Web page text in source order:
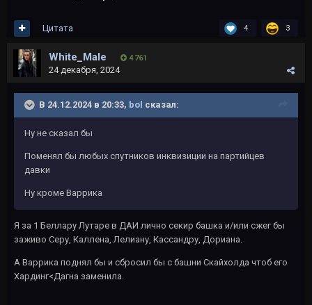
4 3
Цитата
White_Male 4 761
24 декабря, 2024
В 24.12.2024 в 20:33, bol сказал:
Ну не сказал бы
Поменял бы любых спутников инквизиции на партийцев
давки
Ну кроме Варрика
Я за 1 Беллару Лутаре в ДАИ лично секир башка и/или сжег бы
заживо Серу, Каллена, Лелиану, Кассандру, Дориана.
А Варрика поднял бы и сбросил бы с башни Скайхолда чтоб его
Хардинг<Дагна заменила.